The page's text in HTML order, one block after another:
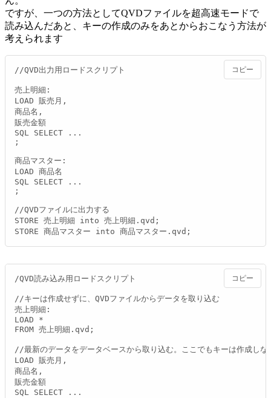
ですが、一つの方法としてQVDファイルを超高速モードで
読み込んだあと、キーの作成のみをあとからおこなう方法が
考えられます
//QVD出力用ロードスクリプト
売上明細:
LOAD 販売月,
商品名,
販売金額
SQL SELECT ...
;
商品マスター:
LOAD 商品名
SQL SELECT ...
;
//QVDファイルに出力する
STORE 売上明細 into 売上明細.qvd;
STORE 商品マスター into 商品マスター.qvd;
コピー
/QVD読み込み用ロードスクリプト
//キーは作成せずに、QVDファイルからデータを取り込む
売上明細:
LOAD *
FROM 売上明細.qvd;
//最新のデータをデータベースから取り込む。ここでもキーは作成しな
LOAD 販売月,
商品名,
販売金額
SQL SELECT ...
コピー